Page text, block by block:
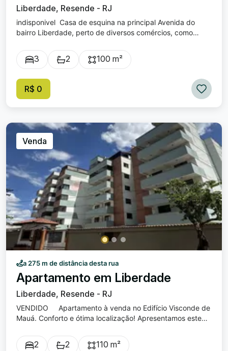
Liberdade, Resende - RJ
indisponivel Casa de esquina na principal Avenida do
bairro Liberdade, perto de diversos comércios, como
construída, com 3 quartos, sendo uma ampla suíte.
Cozinha muito espaçosa, toda azulejada e com armários
com piso. Garagem coberta. Excelente oportunidade para
morar em um dos bairros mais tradicionais da cidade.
3 2 100 m²
R$ 0
Venda
a 275 m de distância desta rua
Apartamento em Liberdade
Liberdade, Resende - RJ
VENDIDO Apartamento à venda no Edifício Visconde de
Mauá. Conforto e ótima localização! Apresentamos este
busca conforto, praticidade e uma vista privilegiada.
Características: 2 quartos, sendo uma suíte com closet e
2 2 110 m²